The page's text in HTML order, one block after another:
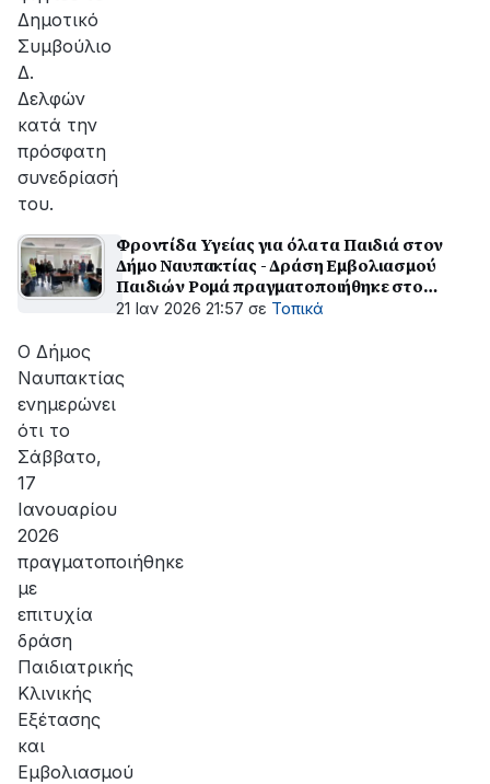
Δημοτικό
Συμβούλιο
Δ.
Δελφών
κατά την
πρόσφατη
συνεδρίασή
του.
Φροντίδα Υγείας για όλα τα Παιδιά στον
Δήμο Ναυπακτίας - Δράση Εμβολιασμού
Παιδιών Ρομά πραγματοποιήθηκε στο
Κέντρο Κοινότητας
21 Ιαν 2026 21:57 σε Τοπικά
Ο Δήμος
Ναυπακτίας
ενημερώνει
ότι το
Σάββατο,
17
Ιανουαρίου
2026
πραγματοποιήθηκε
με
επιτυχία
δράση
Παιδιατρικής
Κλινικής
Εξέτασης
και
Εμβολιασμού